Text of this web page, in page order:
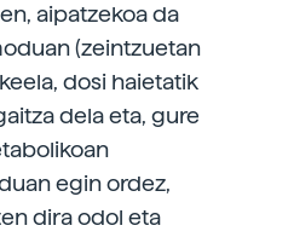
aipatzekoa da
(zeintzuetan
dosi haietatik
dela eta, gure
egin ordez,
dira odol eta